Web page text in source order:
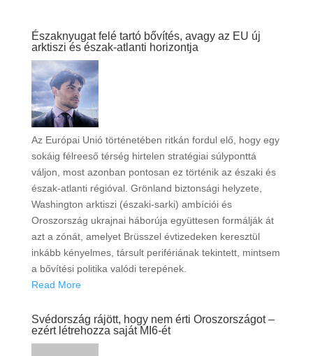
Északnyugat felé tartó bővítés, avagy az EU új
arktiszi és észak-atlanti horizontja
Az Európai Unió történetében ritkán fordul elő, hogy egy
sokáig félreeső térség hirtelen stratégiai súlyponttá
váljon, most azonban pontosan ez történik az északi és
észak-atlanti régióval. Grönland biztonsági helyzete,
Washington arktiszi (északi-sarki) ambíciói és
Oroszország ukrajnai háborúja együttesen formálják át
azt a zónát, amelyet Brüsszel évtizedeken keresztül
inkább kényelmes, társult perifériának tekintett, mintsem
a bővítési politika valódi terepének.
Read More
Svédország rájött, hogy nem érti Oroszországot –
ezért létrehozza saját MI6-ét